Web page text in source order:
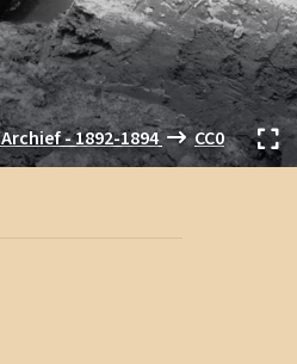
- 1892-1894 CC0